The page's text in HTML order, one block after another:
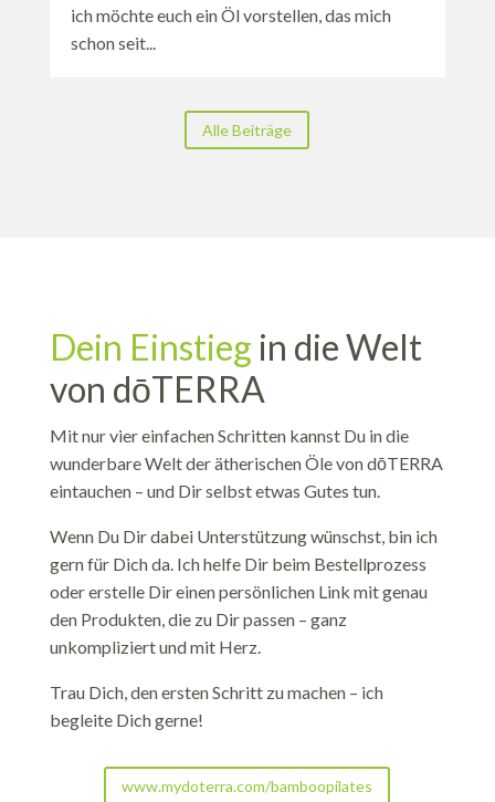
ich möchte euch ein Öl vorstellen, das mich
schon seit...
Alle Beiträge
Dein Einstieg in die Welt
von dōTERRA
Mit nur vier einfachen Schritten kannst Du in die
wunderbare Welt der ätherischen Öle von dōTERRA
eintauchen – und Dir selbst etwas Gutes tun.
Wenn Du Dir dabei Unterstützung wünschst, bin ich
gern für Dich da. Ich helfe Dir beim Bestellprozess
oder erstelle Dir einen persönlichen Link mit genau
den Produkten, die zu Dir passen – ganz
unkompliziert und mit Herz.
Trau Dich, den ersten Schritt zu machen – ich
begleite Dich gerne!
www.mydoterra.com/bamboopilates